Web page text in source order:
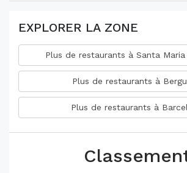
EXPLORER LA ZONE
Plus de restaurants à Santa
Plus de restaurants à
Plus de restaurants à